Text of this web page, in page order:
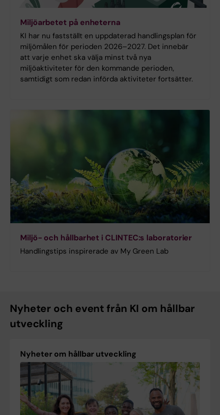
Miljöarbetet på enheterna
KI har nu fastställt en uppdaterad handlingsplan för
miljömålen för perioden 2026–2027. Det innebär
att varje enhet ska välja minst två nya
miljöaktiviteter för den kommande perioden,
samtidigt som redan införda aktiviteter fortsätter.
Miljö- och hållbarhet i CLINTEC:s laboratorier
Handlingstips inspirerade av My Green Lab
Nyheter och event från KI om hållbar
utveckling
Nyheter om hållbar utveckling